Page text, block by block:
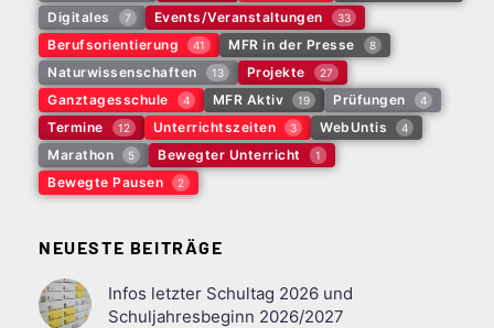
Digitales 7 Events/Veranstaltungen 33
Berufsorientierung 41 MFR in der Presse 8
Naturwissenschaften 13 Projekte 27
Ganztagesschule 4 MFR Aktiv 19 Prüfungen 4
Termine 12 Unterrichtszeiten 3 WebUntis 4
Marathon 5 Bewegter Unterricht 1
Bewegte Pausen 2
NEUESTE BEITRÄGE
Infos letzter Schultag 2026 und
Schuljahresbeginn 2026/2027